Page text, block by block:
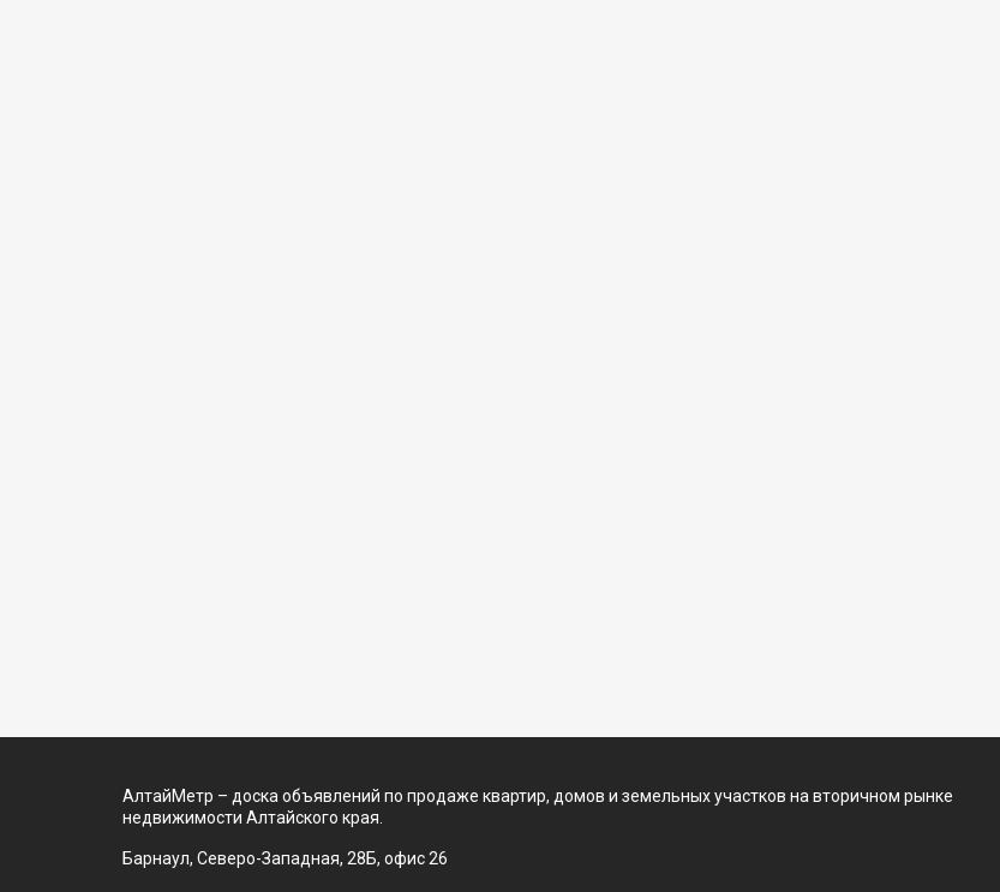
АлтайМетр – доска объявлений по продаже квартир, домов и земельных участков на вторичном рынке
недвижимости Алтайского края.
Барнаул, Северо-Западная, 28Б, офис 26